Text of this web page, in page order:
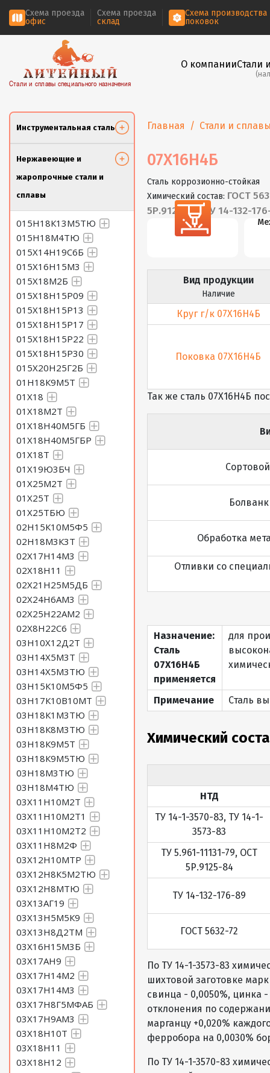
Схема проезда
офис
Схема проезда
склад
Схема производства
поковок
Стали и сплавы специального назначения
О компанииСтали
Инструментальная сталь
Нержавеющие и
жаропрочные стали и
сплавы
015Н18К13М5ТЮ
015Н18М4ТЮ
015Х14Н19С6Б
015Х16Н15М3
015Х18М2Б
015Х18Н15Р09
015Х18Н15Р13
015Х18Н15Р17
015Х18Н15Р22
015Х18Н15Р30
015Х20Н25Г2Б
01Н18К9М5Т
01Х18
01Х18М2Т
01Х18Н40М5ГБ
01Х18Н40М5ГБР
01Х18Т
01Х19Ю3БЧ
01Х25М2Т
01Х25Т
01Х25ТБЮ
02Н15К10М5Ф5
02Н18М3К3Т
02Х17Н14М3
02Х18Н11
02Х21Н25М5ДБ
02Х24Н6АМ3
02Х25Н22АМ2
02Х8Н22С6
03Н10Х12Д2Т
03Н14Х5М3Т
03Н14Х5М3ТЮ
03Н15К10М5Ф5
03Н17К10В10МТ
03Н18К1М3ТЮ
03Н18К8М3ТЮ
03Н18К9М5Т
03Н18К9М5ТЮ
03Н18М3ТЮ
03Н18М4ТЮ
03Х11Н10М2Т
03Х11Н10М2Т1
03Х11Н10М2Т2
03Х11Н8М2Ф
03Х12Н10МТР
03Х12Н8К5М2ТЮ
03Х12Н8МТЮ
03Х13АГ19
03Х13Н5М5К9
03Х13Н8Д2ТМ
03Х16Н15М3Б
03Х17АН9
03Х17Н14М2
03Х17Н14М3
03Х17Н8Г5МФАБ
03Х17Н9АМ3
03Х18Н10Т
03Х18Н11
03Х18Н12
Главная Стали и
07Х16Н4Б
Сталь коррозионно-стойкая
Химический состав: ГОСТ
5Р.9125-84, ТУ 14-132-
Резка
Вид продукции
Наличие
Круг г/к 07Х16Н4Б
Поковка 07Х16Н4Б
Так же сталь 07Х16Н4Б
Обработка
Отливки со
Назначение:
Сталь
07Х16Н4Б
применяется
для
Примечание Сталь
Химический
НТД
ТУ 14-1-3570-83, ТУ 14-1-
3573-83
ТУ 5.961-11131-79, ОСТ
5Р.9125-84
ТУ 14-132-176-89
ГОСТ 5632-72
По ТУ 14-1-3573-83
шихтовой заготовке
свинца - 0,0050%, цинка
отклонения по
марганцу +0,020%
ферробора на 0,0030%
По ТУ 14-1-3570-83